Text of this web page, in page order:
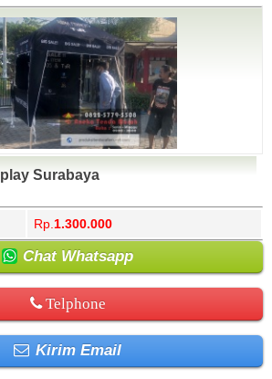
Surabaya
Rp. 1.300.000
Chat Whatsapp
Telphone
Kirim Email